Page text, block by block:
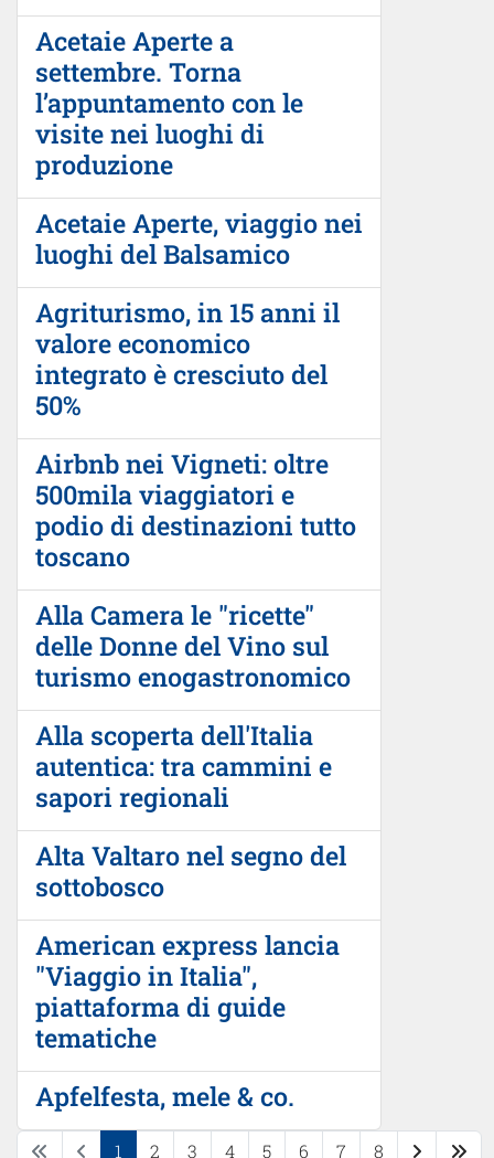
Acetaie Aperte a
settembre. Torna
l’appuntamento con le
visite nei luoghi di
produzione
Acetaie Aperte, viaggio nei
luoghi del Balsamico
Agriturismo, in 15 anni il
valore economico
integrato è cresciuto del
50%
Airbnb nei Vigneti: oltre
500mila viaggiatori e
podio di destinazioni tutto
toscano
Alla Camera le "ricette"
delle Donne del Vino sul
turismo enogastronomico
Alla scoperta dell'Italia
autentica: tra cammini e
sapori regionali
Alta Valtaro nel segno del
sottobosco
American express lancia
"Viaggio in Italia",
piattaforma di guide
tematiche
Apfelfesta, mele & co.
1 2 3 4 5 6 7 8